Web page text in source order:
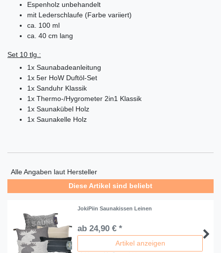
Espenholz unbehandelt
mit Lederschlaufe (Farbe variiert)
ca. 100 ml
ca. 40 cm lang
Set 10 tlg.:
1x Saunabadeanleitung
1x 5er HoW Duftöl-Set
1x Sanduhr Klassik
1x Thermo-/Hygrometer 2in1 Klassik
1x Saunakübel Holz
1x Saunakelle Holz
Alle Angaben laut Hersteller
Diese Artikel sind beliebt
JokiPiin Saunakissen Leinen
ab 24,90 € *
Artikel anzeigen